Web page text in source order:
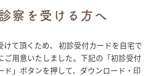
察を受ける方へ
けて頂くため、 初診受付カードを自宅で
ご用意いたしました。下記の「初診受付
ド」ボタンを押して、ダウンロード・印